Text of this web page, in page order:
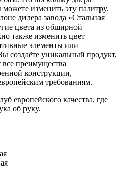
можете изменить эту палитру.
дилера завода «Стальная
цвета из обширной
также изменить цвет
элементы или
создаёте уникальный продукт,
преимущества
конструкции,
требованиям.
европейского качества, где
об руку.